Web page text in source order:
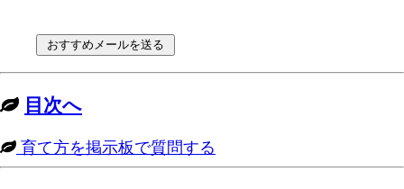
目次へ
育て方を掲示板で質問する